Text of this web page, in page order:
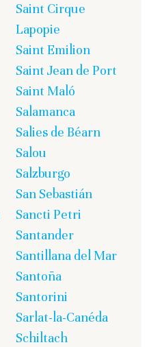
Saint Cirque
Lapopie
Saint Emilion
Saint Jean de Port
Saint Maló
Salamanca
Salies de Béarn
Salou
Salzburgo
San Sebastián
Sancti Petri
Santander
Santillana del Mar
Santoña
Santorini
Sarlat-la-Canéda
Schiltach